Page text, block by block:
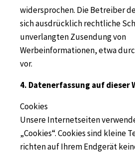
widersprochen. Die Betreiber
sich ausdrücklich rechtliche
unverlangten Zusendung von
Werbeinformationen, etwa
vor.
4. Datenerfassung auf dieser
Cookies
Unsere Internetseiten
„Cookies“. Cookies sind kleine
richten auf Ihrem Endgerät